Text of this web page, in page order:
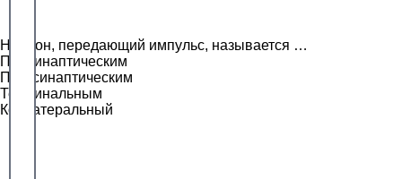
Нейрон, передающий импульс, называется …
Пресинаптическим
Постсинаптическим
Терминальным
Коллатеральный